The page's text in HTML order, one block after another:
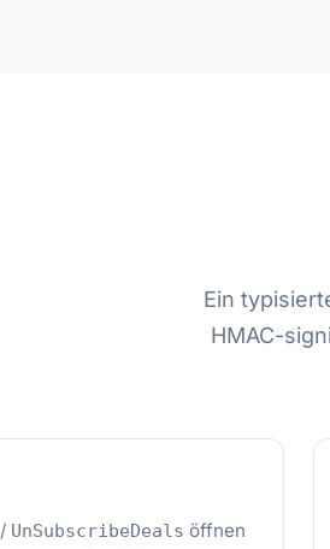
Ein
HMAC-
/ UnSubscribeDeals öffnen